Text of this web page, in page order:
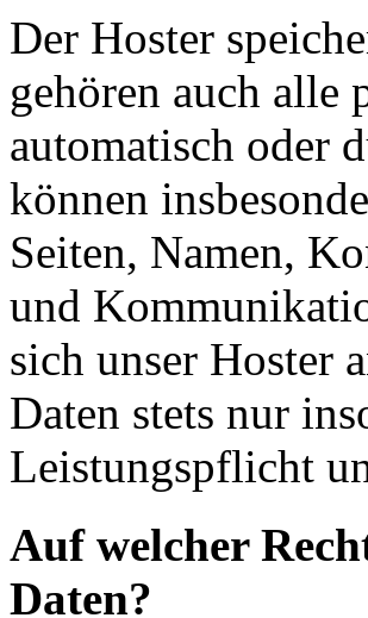
Der Hoster
gehören auch alle
automatisch oder
können
Seiten, Namen,
und
sich unser Hoster
Daten stets nur
Leistungspflicht
Auf welcher
Daten?